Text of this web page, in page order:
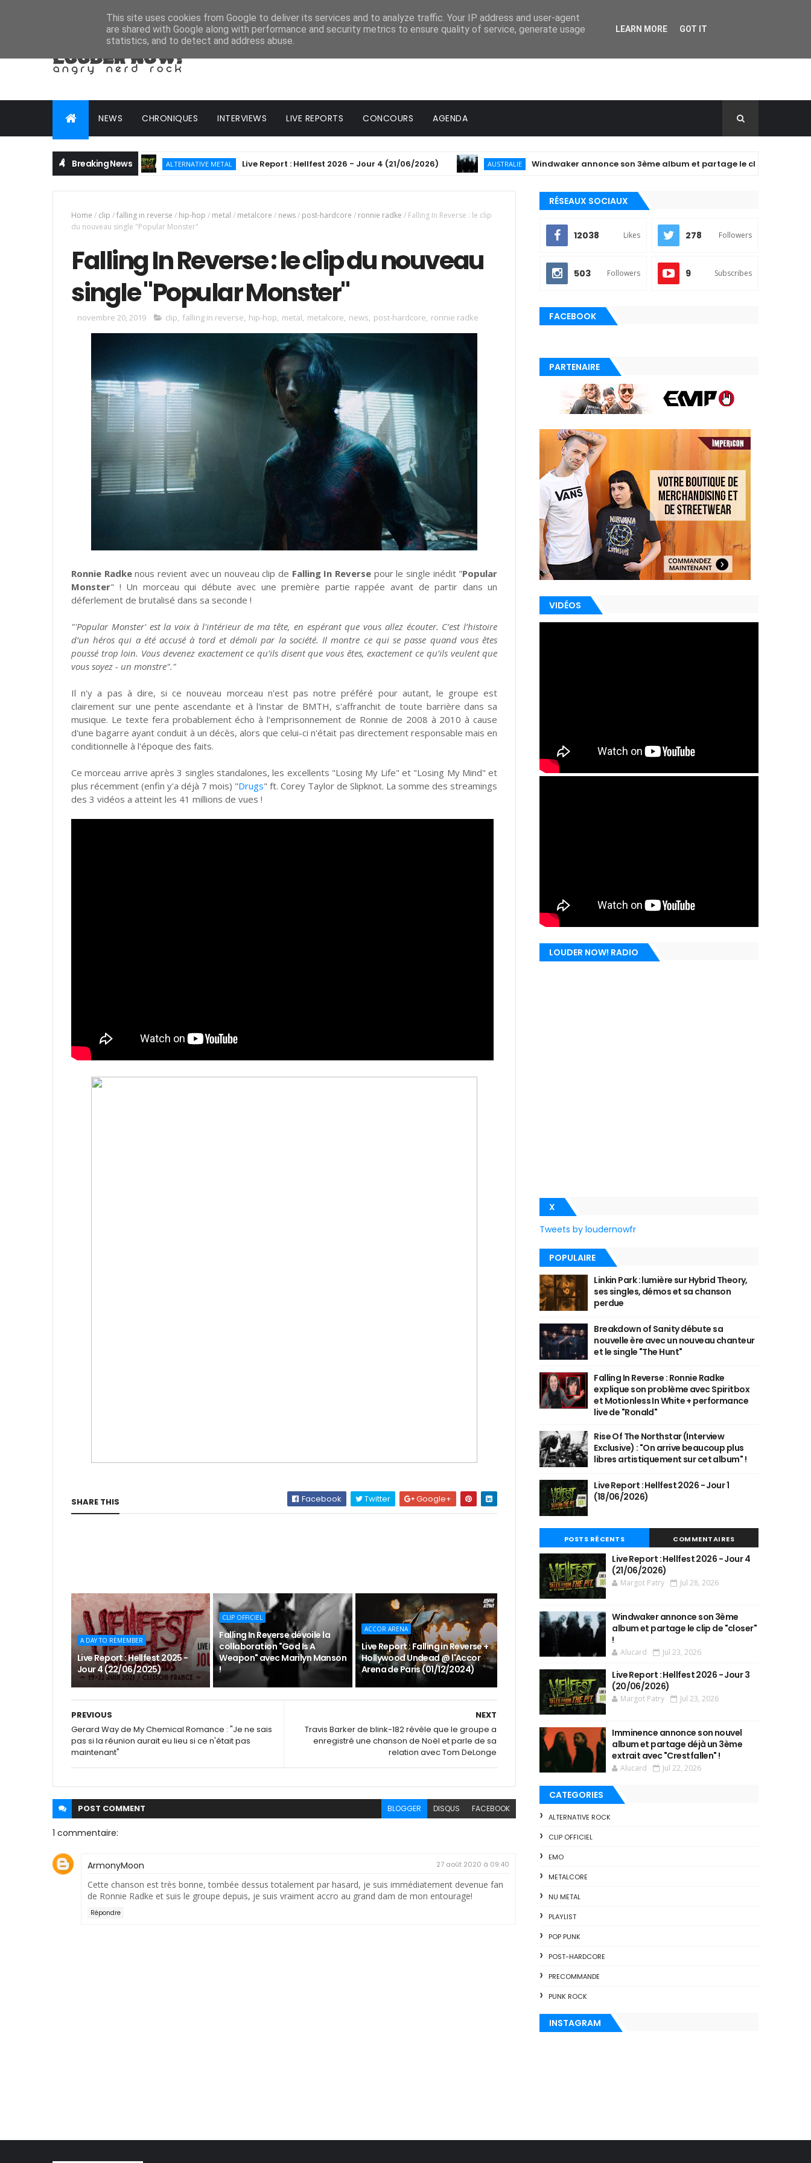
NEWS CHRONIQUES INTERVIEWS LIVE REPORTS CONCOURS AGENDA
Breaking News ALTERNATIVE METAL Live Report : Hellfest 2026 - Jour 4 (21/06/2026) AUSTRALIE Windwaker annonce son 3ème album et partage le clip de "closer" !
Home / clip /falling in reverse / hip-hop / metal / metalcore / news/ post-hardcore / ronnie radke / Falling In Reverse : le clip
du nouveau single "Popular Monster"
Falling In Reverse : le clip du nouveau
single "Popular Monster"
novembre 20, 2019 clip, falling in reverse, hip-hop, metal, metalcore, news, post-hardcore, ronnie radke
Ronnie Radkenous revient avec un nouveau clip de Falling In Reverse pour le single inédit "Popular
Monster" ! Un morceau qui débute avec une première partie rappée avant de partir dans un
déferlement de brutalisé dans sa seconde !
"'Popular Monster' est la voix à l'intérieur de ma tête, en espérant que vous allez écouter. C’est l’histoire
d’un héros qui a été accusé à tord et démoli par la société. Il montre ce qui se passe quand vous êtes
poussé trop loin. Vous devenez exactement ce qu’ils disent que vous êtes, exactement ce qu’ils veulent que
vous soyez - un monstre"."
Il n'y a pas à dire, si ce nouveau morceau n'est pas notre préféré pour autant, le groupe est
clairement sur une pente ascendante et à l'instar de BMTH, s'affranchit de toute barrière dans sa
musique. Le texte fera probablement écho à l'emprisonnement de Ronnie de 2008 à 2010 à cause
d'une bagarre ayant conduit à un décès, alors que celui-ci n'était pas directement responsable mais en
conditionnelle à l'époque des faits.
Ce morceau arrive après 3 singles standalones, les excellents "Losing My Life" et "Losing My Mind" et
plus récemment (enfin y'a déjà 7 mois) "Drugs" ft. Corey Taylor de Slipknot. La somme des streamings
des 3 vidéos a atteint les 41 millions de vues !
SHARE THIS Facebook Twitter Google+
A DAY TO REMEMBER
Live Report : Hellfest 2025 -
Jour 4 (22/06/2025)
CLIP OFFICIEL
Falling In Reverse dévoile la
collaboration "God Is A
Weapon" avec Marilyn Manson
!
ACCOR ARENA
Live Report : Falling in Reverse +
Hollywood Undead @ l'Accor
Arena de Paris (01/12/2024)
NEXT
Travis Barker de blink-182 révèle que le groupe a
enregistré une chanson de Noël et parle de sa
relation avec Tom DeLonge
PREVIOUS
Gerard Way de My Chemical Romance : "Je ne sais
pas si la réunion aurait eu lieu si ce n'était pas
maintenant"
POST COMMENT BLOGGER DISQUS FACEBOOK
1 commentaire:
ArmonyMoon 27 août 2020 à 09:40
Cette chanson est très bonne, tombée dessus totalement par hasard, je suis immédiatement devenue fan
de Ronnie Radke et suis le groupe depuis, je suis vraiment accro au grand dam de mon entourage!
Répondre
RÉSEAUX SOCIAUX
12038 Likes 278 Followers
503 Followers 9 Subscribes
FACEBOOK
PARTENAIRE
VIDÉOS
LOUDER NOW! RADIO
X
Tweets by loudernowfr
POPULAIRE
Linkin Park : lumière sur Hybrid Theory,
ses singles, démos et sa chanson
perdue
Breakdown of Sanity débute sa
nouvelle ère avec un nouveau chanteur
et le single "The Hunt"
Falling In Reverse : Ronnie Radke
explique son problème avec Spiritbox
et Motionless In White + performance
live de "Ronald"
Rise Of The Northstar (Interview
Exclusive) : "On arrive beaucoup plus
libres artistiquement sur cet album" !
Live Report : Hellfest 2026 - Jour 1
(18/06/2026)
POSTS RÉCENTS COMMENTAIRES
Live Report : Hellfest 2026 - Jour 4
(21/06/2026)
Margot Patry Jul 28, 2026
Windwaker annonce son 3ème
album et partage le clip de "closer"
!
Alucard Jul 23, 2026
Live Report : Hellfest 2026 - Jour 3
(20/06/2026)
Margot Patry Jul 23, 2026
Imminence annonce son nouvel
album et partage déjà un 3ème
extrait avec "Crestfallen" !
Alucard Jul 22, 2026
CATEGORIES
ALTERNATIVE ROCK
CLIP OFFICIEL
EMO
METALCORE
NU METAL
PLAYLIST
POP PUNK
POST-HARDCORE
PRECOMMANDE
PUNK ROCK
INSTAGRAM
This site uses cookies from Google to deliver its services and to analyze traffic. Your IP address and user-agent
are shared with Google along with performance and security metrics to ensure quality of service, generate usage
statistics, and to detect and address abuse.
LEARN MORE GOT IT